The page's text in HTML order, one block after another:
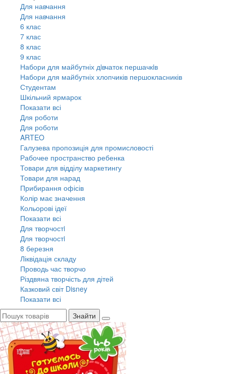
Для навчання
Для навчання
6 клас
7 клас
8 клас
9 клас
Набори для майбутніх дiвчаток першачкiв
Набори для майбутніх хлопчиків першокласників
Студентам
Шкільний ярмарок
Показати всі
Для роботи
Для роботи
ARTEO
Галузева пропозиція для промисловості
Рабочее пространство ребенка
Товари для відділу маркетингу
Товари для нарад
Прибирання офісів
Колір має значення
Кольорові ідеї
Показати всі
Для творчостi
Для творчостi
8 березня
Ліквідація складу
Проводь час творчо
Різдвяна творчість для дітей
Казковий світ Disney
Показати всі
Знайти